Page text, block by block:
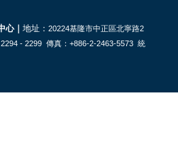
｜ 地址： 20224基隆市中正區北寧路2
- 2299 傳真：+886-2-2463-5573 統